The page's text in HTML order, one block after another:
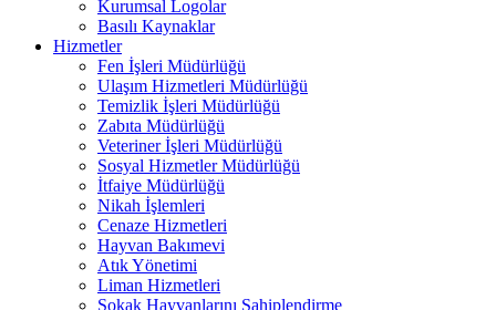
Kurumsal Logolar
Basılı Kaynaklar
Hizmetler
Fen İşleri Müdürlüğü
Ulaşım Hizmetleri Müdürlüğü
Temizlik İşleri Müdürlüğü
Zabıta Müdürlüğü
Veteriner İşleri Müdürlüğü
Sosyal Hizmetler Müdürlüğü
İtfaiye Müdürlüğü
Nikah İşlemleri
Cenaze Hizmetleri
Hayvan Bakımevi
Atık Yönetimi
Liman Hizmetleri
Sokak Hayvanlarını Sahiplendirme